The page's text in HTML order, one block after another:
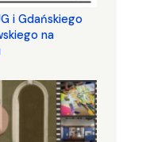
i Gdańskiego
na